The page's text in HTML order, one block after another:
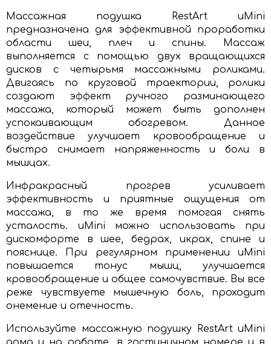
Массажная подушка RestArt uMini
предназначена для эффективной проработки
области шеи, плеч и спины. Массаж
выполняется с помощью двух вращающихся
дисков с четырьмя массажными роликами.
Двигаясь по круговой траектории, ролики
создают эффект ручного разминающего
массажа, который может быть дополнен
успокаивающим обогревом. Данное
воздействие улучшает кровообращение и
быстро снимает напряженность и боли в
мышцах.
Инфракрасный прогрев усиливает
эффективность и приятные ощущения от
массажа, в то же время помогая снять
усталость. uMini можно использовать при
дискомфорте в шее, бедрах, икрах, спине и
пояснице. При регулярном применении uMini
повышается тонус мышц, улучшается
кровообращение и общее самочувствие. Вы все
реже чувствуете мышечную боль, проходит
онемение и отечность.
Используйте массажную подушку RestArt uMini